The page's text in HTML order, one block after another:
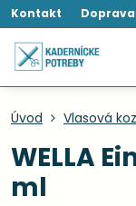
Kontakt
Úvod Vlasová
WELLA
ml